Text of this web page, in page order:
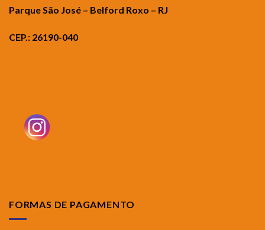
Parque São José – Belford Roxo – RJ
CEP.: 26190-040
FORMAS DE PAGAMENTO